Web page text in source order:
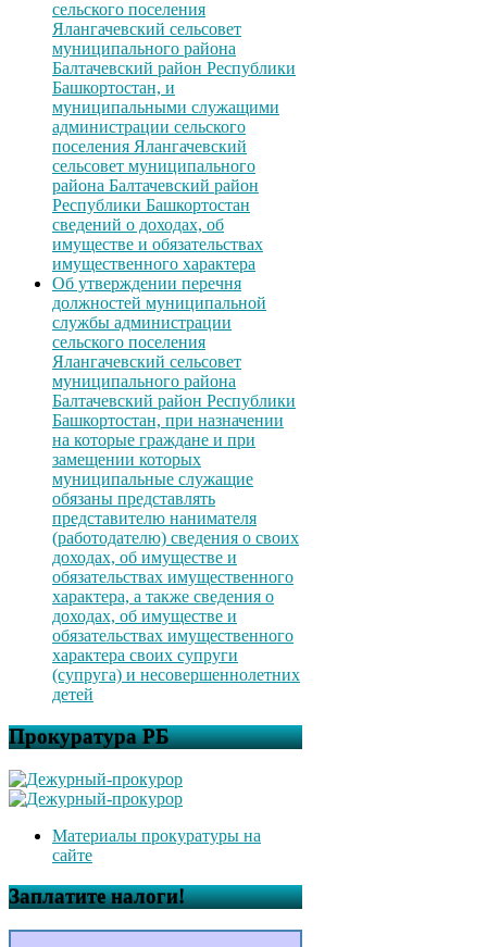
сельского поселения
Ялангачевский сельсовет
муниципального района
Балтачевский район Республики
Башкортостан, и
муниципальными служащими
администрации сельского
поселения Ялангачевский
сельсовет муниципального
района Балтачевский район
Республики Башкортостан
сведений о доходах, об
имуществе и обязательствах
имущественного характера
Об утверждении перечня
должностей муниципальной
службы администрации
сельского поселения
Ялангачевский сельсовет
муниципального района
Балтачевский район Республики
Башкортостан, при назначении
на которые граждане и при
замещении которых
муниципальные служащие
обязаны представлять
представителю нанимателя
(работодателю) сведения о своих
доходах, об имуществе и
обязательствах имущественного
характера, а также сведения о
доходах, об имуществе и
обязательствах имущественного
характера своих супруги
(супруга) и несовершеннолетних
детей
Прокуратура РБ
Материалы прокуратуры на
сайте
Заплатите налоги!